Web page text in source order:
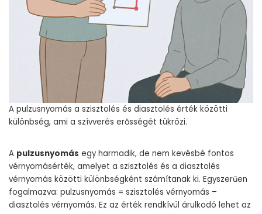
A pulzusnyomás a szisztolés és diasztolés érték közötti
különbség, ami a szívverés erősségét tükrözi.
A pulzusnyomás egy harmadik, de nem kevésbé fontos
vérnyomásérték, amelyet a szisztolés és a diasztolés
vérnyomás közötti különbségként számítanak ki. Egyszerűen
fogalmazva: pulzusnyomás = szisztolés vérnyomás –
diasztolés vérnyomás. Ez az érték rendkívül árulkodó lehet az